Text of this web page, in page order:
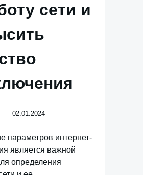
сети и
02.01.2024
параметров интернет-
является важной
определения